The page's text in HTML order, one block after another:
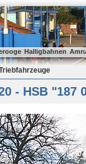
Halligbahnen
- HSB "187